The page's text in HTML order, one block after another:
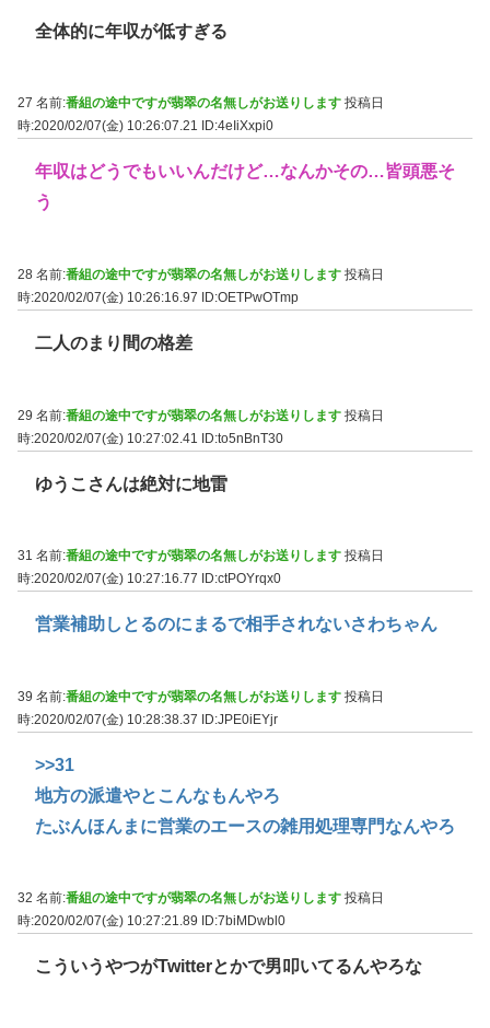
全体的に年収が低すぎる
27 名前:番組の途中ですが翡翠の名無しがお送りします 投稿日
時:2020/02/07(金) 10:26:07.21
ID:4eIiXxpi0
年収はどうでもいいんだけど…なんかその…皆頭悪そ
う
28 名前:番組の途中ですが翡翠の名無しがお送りします 投稿日
時:2020/02/07(金) 10:26:16.97
ID:OETPwOTmp
二人のまり間の格差
29 名前:番組の途中ですが翡翠の名無しがお送りします 投稿日
時:2020/02/07(金) 10:27:02.41 ID:to5nBnT30
ゆうこさんは絶対に地雷
31 名前:番組の途中ですが翡翠の名無しがお送りします 投稿日
時:2020/02/07(金) 10:27:16.77
ID:ctPOYrqx0
営業補助しとるのにまるで相手されないさわちゃん
39 名前:番組の途中ですが翡翠の名無しがお送りします 投稿日
時:2020/02/07(金) 10:28:38.37 ID:JPE0iEYjr
>>31
地方の派遣やとこんなもんやろ
たぶんほんまに営業のエースの雑用処理専門なんやろ
32 名前:番組の途中ですが翡翠の名無しがお送りします 投稿日
時:2020/02/07(金) 10:27:21.89
ID:7biMDwbl0
こういうやつがTwitterとかで男叩いてるんやろな